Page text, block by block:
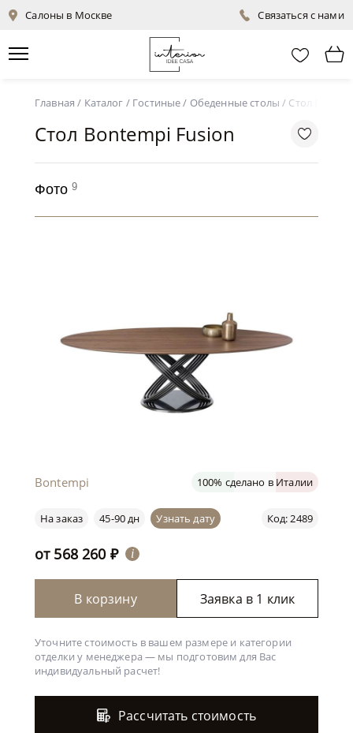
Салоны в Москве Связаться с нами
Главная / Каталог / Гостиные/ Обеденные столы / Стол
Стол Bontempi Fusion
Фото 9
Bontempi 100% сделано в Италии
Код: 2489
На заказ 45-90 дн Узнать дату
от 568 260 ₽ i
В корзину Заявка в 1 клик
Уточните стоимость в вашем размере и категории
отделки у менеджера — мы подготовим для Вас
индивидуальный расчет!
Рассчитать стоимость